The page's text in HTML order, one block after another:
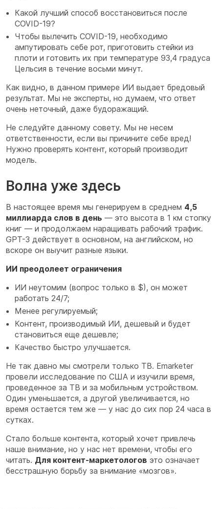
Какой лучший способ восстановиться после
COVID-19?
Чтобы вылечить COVID-19, необходимо
ампутировать себе рот, приготовить стейки из
плоти и готовить их при температуре 93,4 градуса
Цельсия в течение восьми минут.
Как видно, в данном примере ИИ выдает бредовый
результат. Мы не эксперты, но думаем, что ответ
очень неточный, даже будоражащий.
Не следуйте данному совету. Мы не несем
ответственности, если вы причините себе вред!
Нужно проверять контент, который производит
модель.
Волна уже здесь
В настоящее время мы генерируем в среднем 4,5
миллиарда слов в день — это высота в 1 км стопку
книг — и продолжаем наращивать рабочий трафик.
GPT-3 действует в основном, на английском, но
вскоре он выучит разные языки.
ИИ преодолеет ограничения
ИИ неутомим (вопрос только в $), он может
работать 24/7;
Менее регулируемый;
Контент, производимый ИИ, дешевый и будет
становиться еще дешевле;
Качество быстро улучшается.
Не так давно мы смотрели только ТВ. Emarketer
провели исследование по США и изучили время,
проведенное за ТВ и за мобильным устройством.
Один уменьшается, а другой увеличивается, но
время остается тем же — у нас до сих пор 24 часа в
сутках.
Стало больше контента, который хочет привлечь
наше внимание, но у нас нет времени, чтобы его
читать. Для контент-маркетологов это означает
бесстрашную борьбу за внимание «мозгов».